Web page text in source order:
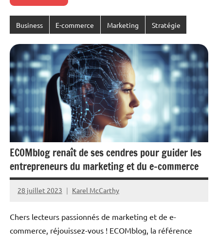
Business E-commerce Marketing Stratégie
ECOMblog renaît de ses cendres pour guider les
entrepreneurs du marketing et du e-commerce
28 juillet 2023 Karel McCarthy
Aucun
Chers lecteurs passionnés de marketing et de e-
commerce, réjouissez-vous ! ECOMblog, la référence